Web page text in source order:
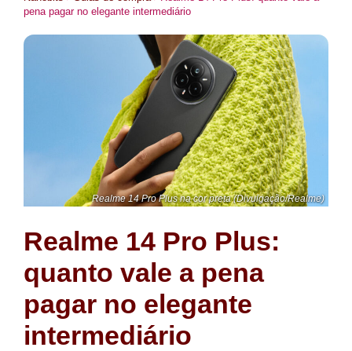
pena pagar no elegante intermediário
Realme 14 Pro Plus na cor preta (Divulgação/Realme)
Realme 14 Pro Plus:
quanto vale a pena
pagar no elegante
intermediário